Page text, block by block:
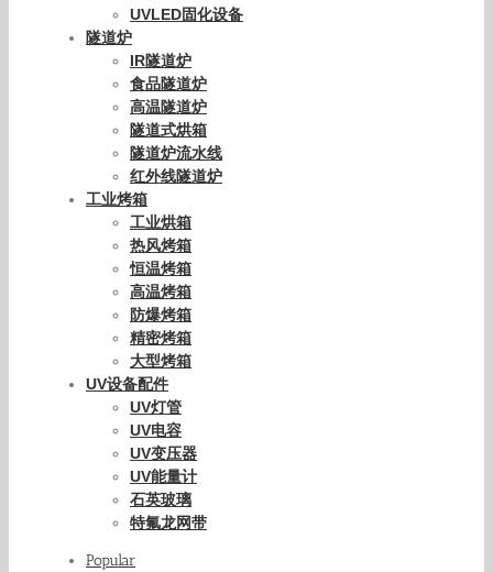
UVLED固化设备
隧道炉
IR隧道炉
食品隧道炉
高温隧道炉
隧道式烘箱
隧道炉流水线
红外线隧道炉
工业烤箱
工业烘箱
热风烤箱
恒温烤箱
高温烤箱
防爆烤箱
精密烤箱
大型烤箱
UV设备配件
UV灯管
UV电容
UV变压器
UV能量计
石英玻璃
特氟龙网带
Popular